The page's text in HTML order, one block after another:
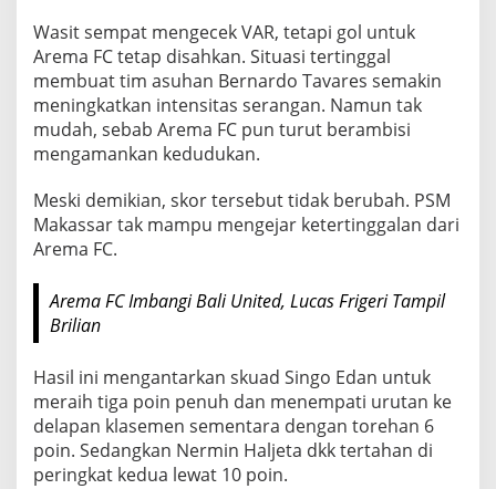
Wasit sempat mengecek VAR, tetapi gol untuk
Arema FC tetap disahkan. Situasi tertinggal
membuat tim asuhan Bernardo Tavares semakin
meningkatkan intensitas serangan. Namun tak
mudah, sebab Arema FC pun turut berambisi
mengamankan kedudukan.
Meski demikian, skor tersebut tidak berubah. PSM
Makassar tak mampu mengejar ketertinggalan dari
Arema FC.
Arema FC Imbangi Bali United, Lucas Frigeri Tampil
Brilian
Hasil ini mengantarkan skuad Singo Edan untuk
meraih tiga poin penuh dan menempati urutan ke
delapan klasemen sementara dengan torehan 6
poin. Sedangkan Nermin Haljeta dkk tertahan di
peringkat kedua lewat 10 poin.